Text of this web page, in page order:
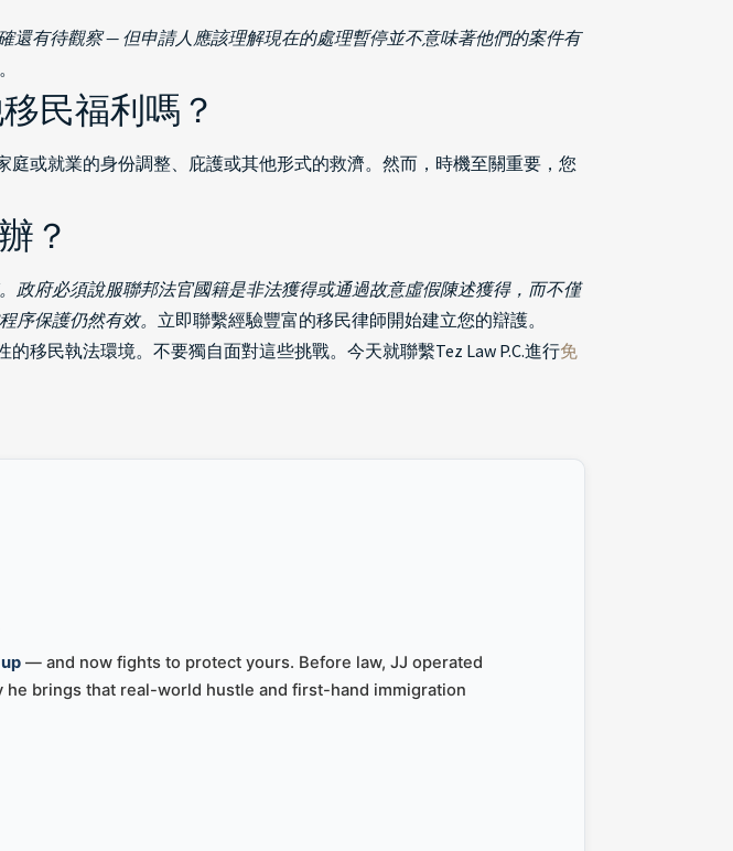
有待觀察 — 但申請人應該理解現在的處理暫停並不意味著他們的案件有
民福利嗎？
或就業的身份調整、庇護或其他形式的救濟。然而，時機至關重要，您
？
府必須說服聯邦法官國籍是非法獲得或通過故意虛假陳述獲得，而不僅
序保護仍然有效。 立即聯繫經驗豐富的移民律師開始建立您的辯護。
移民執法環境。不要獨自面對這些挑戰。今天就聯繫Tez Law P.C.進行免
— and now fights to protect yours. Before law, JJ operated
brings that real-world hustle and first-hand immigration